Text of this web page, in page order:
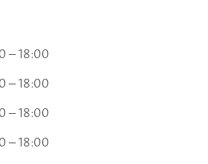
– 18:00
– 18:00
– 18:00
– 18:00